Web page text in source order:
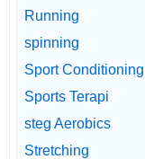
Running
spinning
Sport Conditioning
Sports Terapi
steg Aerobics
Stretching